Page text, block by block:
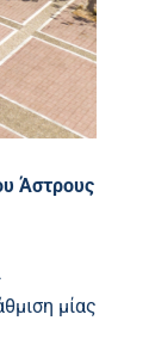
Άστρους
μίας